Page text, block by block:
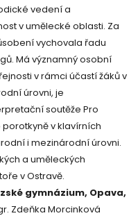
vedení a
v umělecké oblasti. Za
vychovala řadu
Má významný osobní
v rámci účastí žáků v
úrovni, je
soutěže Pro
v klavírních
i mezinárodní úrovni.
a uměleckých
v Ostravě.
gymnázium, Opava,
Zdeňka Morcinková